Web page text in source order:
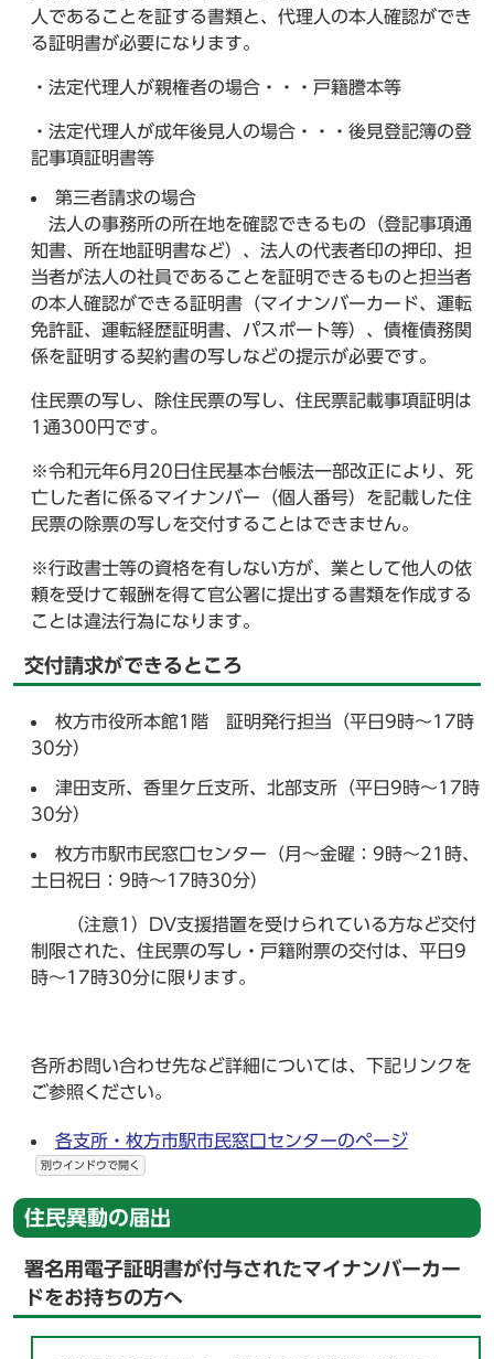
人であることを証する書類と、代理人の本人確認ができ
る証明書が必要になります。
・法定代理人が親権者の場合・・・戸籍謄本等
・法定代理人が成年後見人の場合・・・後見登記簿の登
記事項証明書等
第三者請求の場合
法人の事務所の所在地を確認できるもの（登記事項通
知書、所在地証明書など）、法人の代表者印の押印、担
当者が法人の社員であることを証明できるものと担当者
の本人確認ができる証明書（マイナンバーカード、運転
免許証、運転経歴証明書、パスポート等）、債権債務関
係を証明する契約書の写しなどの提示が必要です。
住民票の写し、除住民票の写し、住民票記載事項証明は
1通300円です。
※令和元年6月20日住民基本台帳法一部改正により、死
亡した者に係るマイナンバー（個人番号）を記載した住
民票の除票の写しを交付することはできません。
※行政書士等の資格を有しない方が、業として他人の依
頼を受けて報酬を得て官公署に提出する書類を作成する
ことは違法行為になります。
交付請求ができるところ
枚方市役所本館1階 証明発行担当（平日9時～17時
30分）
津田支所、香里ケ丘支所、北部支所（平日9時～17時
30分）
枚方市駅市民窓口センター（月～金曜：9時～21時、
土日祝日：9時～17時30分）
（注意1）DV支援措置を受けられている方など交付
制限された、住民票の写し・戸籍附票の交付は、平日9
時～17時30分に限ります。
各所お問い合わせ先など詳細については、下記リンクを
ご参照ください。
各支所・枚方市駅市民窓口センターのページ
別ウインドウで開く
住民異動の届出
署名用電子証明書が付与されたマイナンバーカー
ドをお持ちの方へ